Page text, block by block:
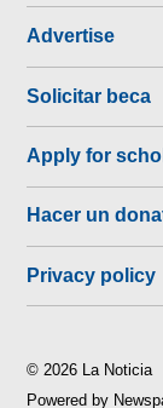
Advertise
Solicitar beca
Apply for
Hacer un
Privacy policy
© 2026 La Noticia
Powered by